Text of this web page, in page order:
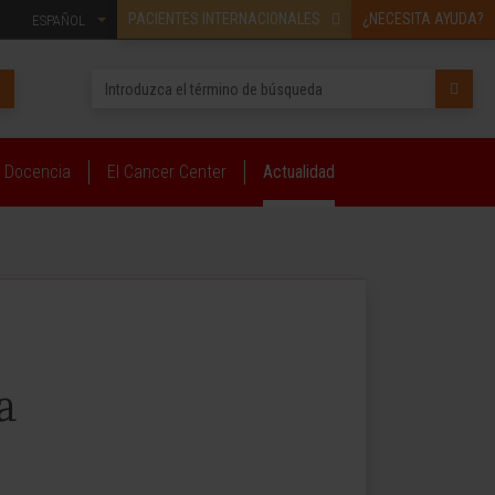
PACIENTES INTERNACIONALES ¿NECESITA AYUDA?
ESPAÑOL
Docencia El Cancer Center Actualidad